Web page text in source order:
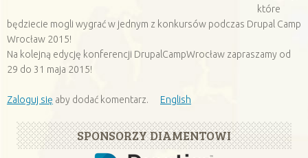
które
będziecie mogli wygrać w jednym z konkursów podczas Drupal Camp
Wrocław 2015!
Na kolejną edycję konferencji DrupalCampWrocław zapraszamy od
29 do 31 maja 2015!
Zaloguj się aby dodać komentarz. English
SPONSORZY DIAMENTOWI